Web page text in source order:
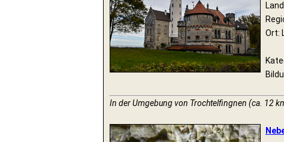
Ort:
In der Umgebung von Trochtelfingnen (ca. 12